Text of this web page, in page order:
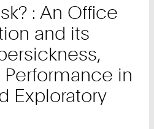
: An Office
and its
in
Exploratory